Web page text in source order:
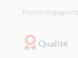
Notre
Qualité